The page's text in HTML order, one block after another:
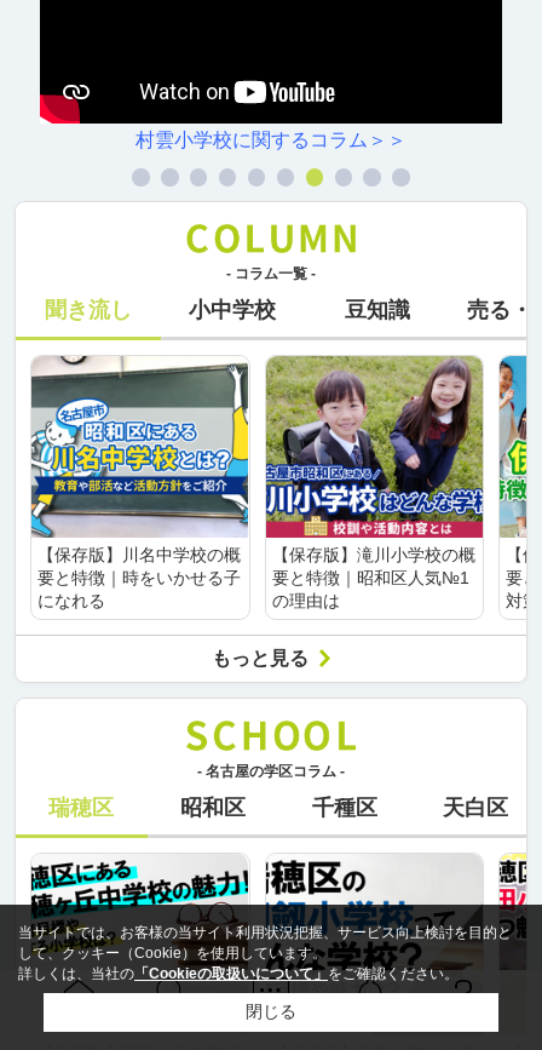
村雲小学校に関するコラム＞＞
- コラム一覧 -
聞き流し 小中学校 豆知識 売る・
【保存版】川名中学校の概
要と特徴｜時をいかせる子
になれる
【保存版】滝川小学校の概
要と特徴｜昭和区人気№1
の理由は
【
要
対
もっと見る
- 名古屋の学区コラム -
瑞穂区 昭和区 千種区 天白区
問い合せ
当サイトでは、お客様の当サイト利用状況把握、サービス向上検討を目的と
して、クッキー（Cookie）を使用しています。
詳しくは、当社の 「Cookieの取扱いについて」 をご確認ください。
閉じる